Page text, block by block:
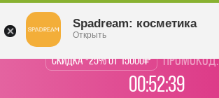
Скидка -25% от 15000₽ промокод:
00:52:39
Spadream: косметика
Открыть